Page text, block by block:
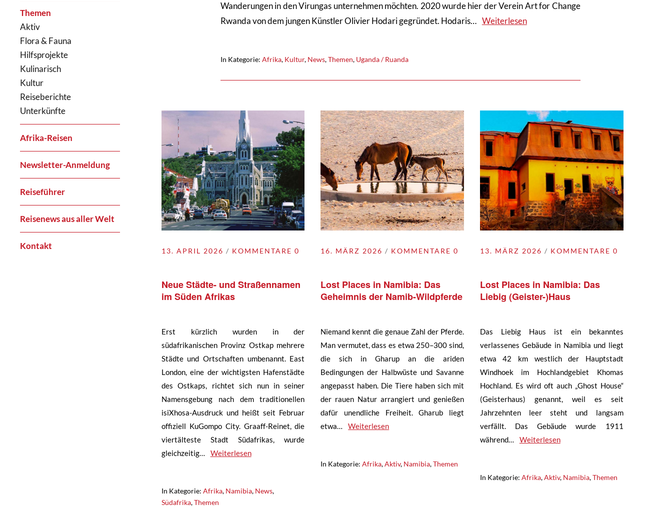
Themen
Aktiv
Flora & Fauna
Hilfsprojekte
Kulinarisch
Kultur
Reiseberichte
Unterkünfte
Afrika-Reisen
Newsletter-Anmeldung
Reiseführer
Reisenews aus aller Welt
Kontakt
Wanderungen in den Virungas unternehmen möchten. 2020 wurde hier der Verein Art for Change
Rwanda von dem jungen Künstler Olivier Hodari gegründet. Hodaris… Weiterlesen
In Kategorie: Afrika, Kultur, News,Themen, Uganda / Ruanda
13. APRIL 2026 KOMMENTARE 0
Neue Städte- und Straßennamen
im Süden Afrikas
Erst kürzlich wurden in der
südafrikanischen Provinz Ostkap mehrere
Städte und Ortschaften umbenannt. East
London, eine der wichtigsten Hafenstädte
des Ostkaps, richtet sich nun in seiner
Namensgebung nach dem traditionellen
isiXhosa-Ausdruck und heißt seit Februar
offiziell KuGompo City. Graaff-Reinet, die
viertälteste Stadt Südafrikas, wurde
gleichzeitig…
Weiterlesen
In Kategorie: Afrika, Namibia, News,
Südafrika,Themen
16. MÄRZ 2026 KOMMENTARE 0
Lost Places in Namibia: Das
Geheimnis der Namib-Wildpferde
Niemand kennt die genaue Zahl der Pferde.
Man vermutet, dass es etwa 250–300 sind,
die sich in Gharup an die ariden
Bedingungen der Halbwüste und Savanne
angepasst haben. Die Tiere haben sich mit
der rauen Natur arrangiert und genießen
dafür unendliche Freiheit. Gharub liegt
etwa…
Weiterlesen
In Kategorie:Afrika,Aktiv, Namibia,Themen
13. MÄRZ 2026 KOMMENTARE 0
Lost Places in Namibia: Das
Liebig (Geister-)Haus
Das Liebig Haus ist ein bekanntes
verlassenes Gebäude in Namibia und liegt
etwa 42 km westlich der Hauptstadt
Windhoek im Hochlandgebiet Khomas
Hochland. Es wird oft auch „Ghost House“
(Geisterhaus) genannt, weil es seit
Jahrzehnten leer steht und langsam
verfällt. Das Gebäude wurde 1911
während…
Weiterlesen
In Kategorie: Afrika,Aktiv, Namibia,Themen